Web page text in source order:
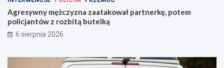
Agresywny mężczyzna zaatakował partnerkę, potem
policjantów z rozbitą butelką
6 sierpnia 2026